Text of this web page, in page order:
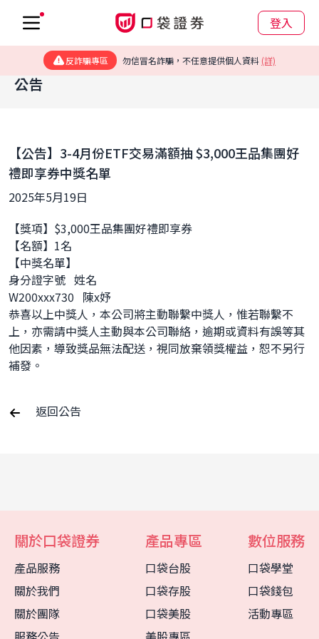
登入
反詐騙專區 勿信冒名詐騙，不任意提供個人資料 (詳)
公告
【公告】3-4月份ETF交易滿額抽 $3,000王品集團好
禮即享券中獎名單
2025年5月19日
【獎項】$3,000王品集團好禮即享券
【名額】1名
【中獎名單】
身分證字號   姓名
W200xxx730   陳x妤
恭喜以上中獎人，本公司將主動聯繫中獎人，惟若聯繫不
上，亦需請中獎人主動與本公司聯絡，逾期或資料有誤等其
他因素，導致獎品無法配送，視同放棄領獎權益，恕不另行
補發。
返回公告
關於口袋證券
產品服務
關於我們
關於團隊
產品專區
口袋台股
口袋存股
口袋美股
數位服務
口袋學堂
口袋錢包
活動專區